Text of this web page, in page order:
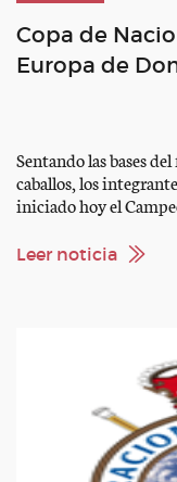
Copa de
Europa de
Sentando las bases
caballos, los
iniciado hoy el
contado para la
Leer noticia